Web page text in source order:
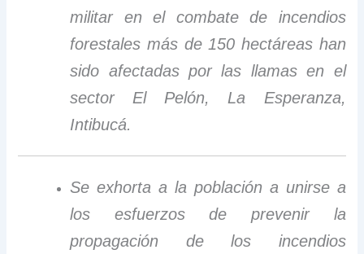
militar en el combate de incendios
forestales más de 150 hectáreas han
sido afectadas por las llamas en el
sector El Pelón, La Esperanza,
Intibucá.
Se exhorta a la población a unirse a
los esfuerzos de prevenir la
propagación de los incendios